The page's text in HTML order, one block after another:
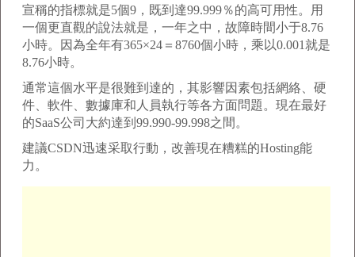
宣稱的指標就是5個9，既到達99.999％的高可用性。用
一個更直觀的說法就是，一年之中，故障時間小于8.76
小時。因為全年有365×24＝8760個小時，乘以0.001就是
8.76小時。
通常這個水平是很難到達的，其影響因素包括網絡、硬
件、軟件、數據庫和人員執行等各方面問題。現在最好
的SaaS公司大約達到99.990-99.998之間。
建議CSDN迅速采取行動，改善現在糟糕的Hosting能
力。